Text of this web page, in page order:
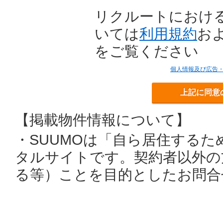
リクルートにおけ
いては利用規約お
をご覧ください
個人情報及び広告
上記に同
【掲載物件情報について】
・SUUMOは「自ら居住する
タルサイトです。契約者以外
る等）ことを目的としたお問